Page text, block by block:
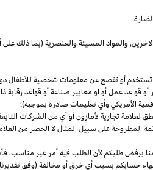
الاخرين,والمواد المسيئة والعنصرية (بما ذلك
تستخدم أو تفصح عن معلومات شخصية للأطفال
قواعد عمل أو او معايير صناعة أو قواعد
الأمريكي وأي تعليمات صادرة بموجبه)؛
لعلامة تجارية لأمازون أو أي من الشركات
على سبيل المثال لا الحصر من
برفض طلبكم لأن الطلب فيه أمر غير مناسب،